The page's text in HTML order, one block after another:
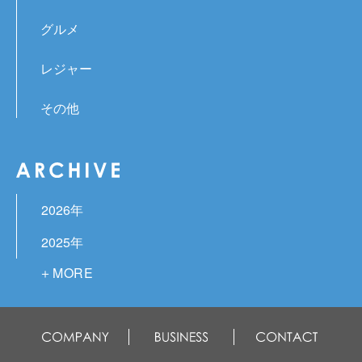
グルメ
レジャー
その他
2026年
2025年
2024年
2023年
2022年